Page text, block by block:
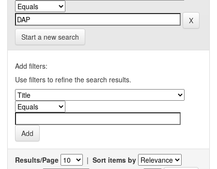
Start a new search
Add filters:
Use filters to refine the search results.
Results/Page | Sort items by